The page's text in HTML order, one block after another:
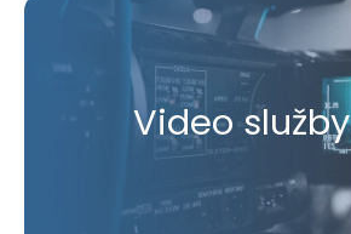
Video služby